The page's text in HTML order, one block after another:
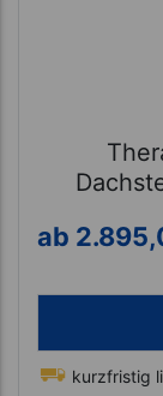
ab
kurzfristig